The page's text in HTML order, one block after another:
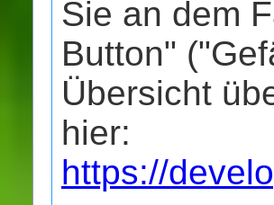
Sie an dem
Button"
Übersicht
hier:
https://